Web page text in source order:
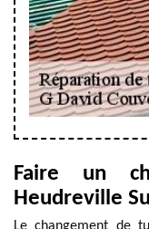
Faire un
Heudreville